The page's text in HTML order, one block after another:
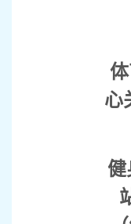
心
健